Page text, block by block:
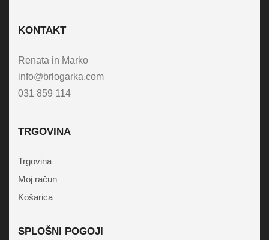
KONTAKT
Renata in Marko
info@brlogarka.com
031 859 114
TRGOVINA
Trgovina
Moj račun
Košarica
SPLOŠNI POGOJI